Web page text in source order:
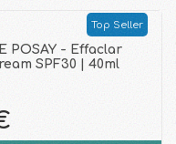
Top Seller
POSAY - Effaclar
SPF30 | 40ml